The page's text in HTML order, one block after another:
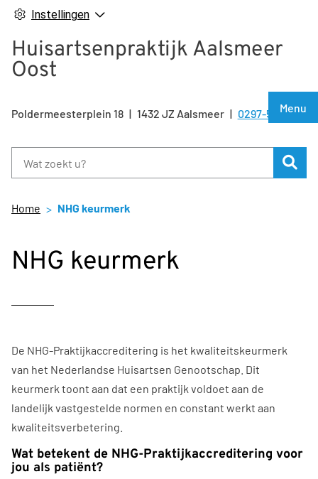
Instellingen
Huisartsenpraktijk Aalsmeer
Oost
Menu
Poldermeesterplein 18 1432 JZ Aalsmeer Tel:
0297-500810
Home NHG keurmerk
NHG keurmerk
De NHG-Praktijkaccreditering is het kwaliteitskeurmerk
van het Nederlandse Huisartsen Genootschap. Dit
keurmerk toont aan dat een praktijk voldoet aan de
landelijk vastgestelde normen en constant werkt aan
kwaliteitsverbetering.
Wat betekent de NHG-Praktijkaccreditering voor
jou als patiënt?